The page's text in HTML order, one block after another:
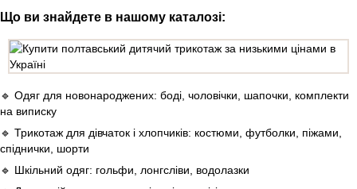
Що ви знайдете в нашому каталозі:
🔹 Одяг для новонароджених: боді, чоловічки, шапочки, комплекти
на виписку
🔹 Трикотаж для дівчаток і хлопчиків: костюми, футболки, піжами,
спіднички, шорти
🔹 Шкільний одяг: гольфи, лонгсліви, водолазки